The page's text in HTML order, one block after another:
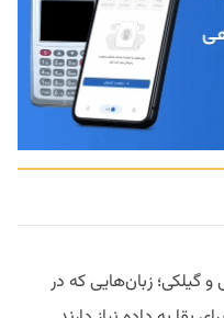
و گیلکی؛ زبان‌هایی که در